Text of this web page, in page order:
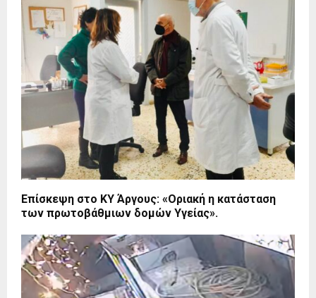
Επίσκεψη στο ΚΥ Άργους: «Οριακή η κατάσταση
των πρωτοβάθμιων δομών Υγείας».